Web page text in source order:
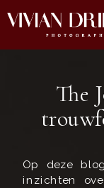
The
Op deze
inzichten